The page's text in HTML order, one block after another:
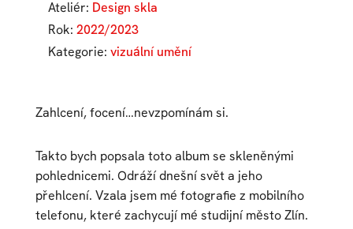
Ateliér: Design skla
Rok: 2022/2023
Kategorie: vizuální umění
Zahlcení, focení…nevzpomínám si.
Takto bych popsala toto album se skleněnými
pohlednicemi. Odráží dnešní svět a jeho
přehlcení. Vzala jsem mé fotografie z mobilního
telefonu, které zachycují mé studijní město Zlín.